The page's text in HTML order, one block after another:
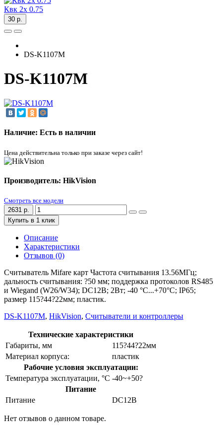
Квк 2х 0.75
30 р.
DS-K1107M
DS-K1107M
Наличие: Есть в наличии
Цена действительна только при заказе через сайт!
Производитель: HikVision
Смотреть все модели
2631 р.
Купить в 1 клик
Описание
Характеристики
Отзывов (0)
Считыватель Mifare карт Частота считывания 13.56МГц;
дальность считывания: ?50 мм; поддержка протоколов RS485
и Wiegand (W26/W34); DC12В; 2Вт; -40 °C...+70°C; IP65;
размер 115?44?22мм; пластик.
DS-K1107M, HikVision, Считыватели и контроллеры
Технические характеристики
Габариты, мм
115?44?22мм
Материал корпуса:
пластик
Рабочие условия эксплуатации:
Температура эксплуатации, °C -40~+50?
Питание
Питание
DC12В
Нет отзывов о данном товаре.